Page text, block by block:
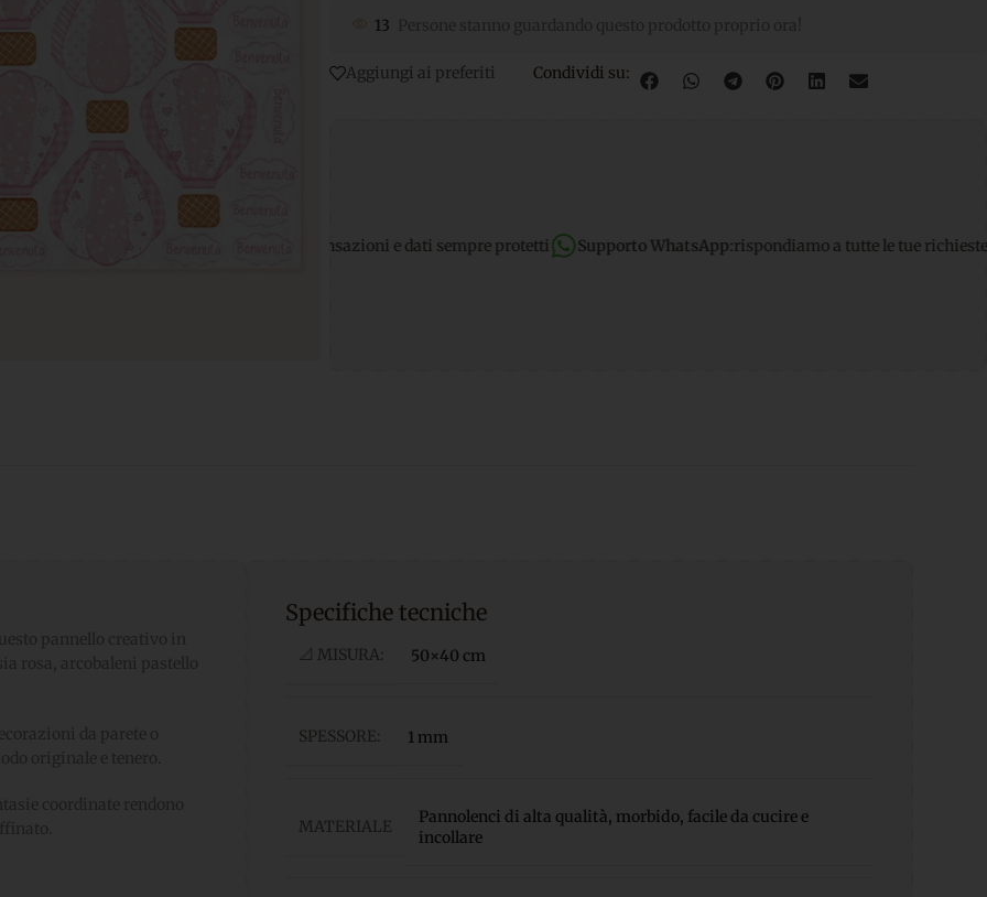
13
Aggiungi ai preferiti Condividi su:
per transazioni e dati sempre protetti Supporto WhatsApp:rispondiamo a tutte le tue richieste dirette
Specifiche tecniche
📐 MISURA: 50×40 cm
SPESSORE: 1 mm
MATERIALE
Pannolenci di alta qualità, morbido, facile da cucire e
incollare